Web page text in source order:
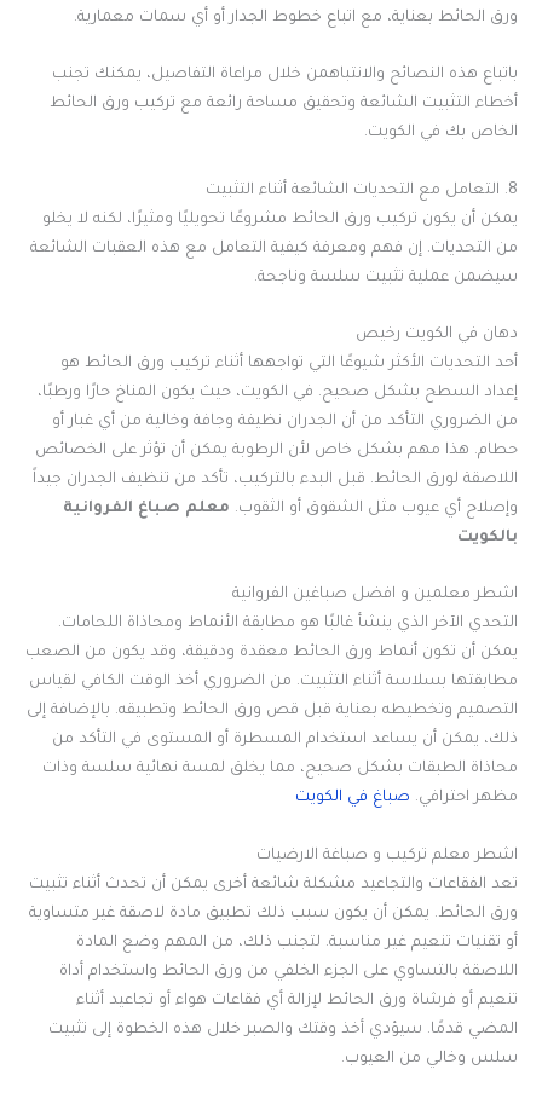
ورق الحائط بعناية، مع اتباع خطوط الجدار أو أي سمات معمارية.
باتباع هذه النصائح والانتباهمن خلال مراعاة التفاصيل، يمكنك تجنب
أخطاء التثبيت الشائعة وتحقيق مساحة رائعة مع تركيب ورق الحائط
الخاص بك في الكويت.
8. التعامل مع التحديات الشائعة أثناء التثبيت
يمكن أن يكون تركيب ورق الحائط مشروعًا تحويليًا ومثيرًا، لكنه لا يخلو
من التحديات. إن فهم ومعرفة كيفية التعامل مع هذه العقبات الشائعة
سيضمن عملية تثبيت سلسة وناجحة.
دهان في الكويت رخيص
أحد التحديات الأكثر شيوعًا التي تواجهها أثناء تركيب ورق الحائط هو
إعداد السطح بشكل صحيح. في الكويت، حيث يكون المناخ حارًا ورطبًا،
من الضروري التأكد من أن الجدران نظيفة وجافة وخالية من أي غبار أو
حطام. هذا مهم بشكل خاص لأن الرطوبة يمكن أن تؤثر على الخصائص
اللاصقة لورق الحائط. قبل البدء بالتركيب، تأكد من تنظيف الجدران جيداً
وإصلاح أي عيوب مثل الشقوق أو الثقوب. معلم صباغ الفروانية
بالكويت
اشطر معلمين و افضل صباغين الفروانية
التحدي الآخر الذي ينشأ غالبًا هو مطابقة الأنماط ومحاذاة اللحامات.
يمكن أن تكون أنماط ورق الحائط معقدة ودقيقة، وقد يكون من الصعب
مطابقتها بسلاسة أثناء التثبيت. من الضروري أخذ الوقت الكافي لقياس
التصميم وتخطيطه بعناية قبل قص ورق الحائط وتطبيقه. بالإضافة إلى
ذلك، يمكن أن يساعد استخدام المسطرة أو المستوى في التأكد من
محاذاة الطبقات بشكل صحيح، مما يخلق لمسة نهائية سلسة وذات
مظهر احترافي. صباغ في الكويت
اشطر معلم تركيب و صباغة الارضيات
تعد الفقاعات والتجاعيد مشكلة شائعة أخرى يمكن أن تحدث أثناء تثبيت
ورق الحائط. يمكن أن يكون سبب ذلك تطبيق مادة لاصقة غير متساوية
أو تقنيات تنعيم غير مناسبة. لتجنب ذلك، من المهم وضع المادة
اللاصقة بالتساوي على الجزء الخلفي من ورق الحائط واستخدام أداة
تنعيم أو فرشاة ورق الحائط لإزالة أي فقاعات هواء أو تجاعيد أثناء
المضي قدمًا. سيؤدي أخذ وقتك والصبر خلال هذه الخطوة إلى تثبيت
سلس وخالي من العيوب.